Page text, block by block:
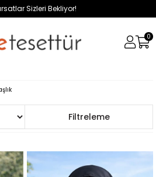
Sizleri Bekliyor!
0
Filtreleme